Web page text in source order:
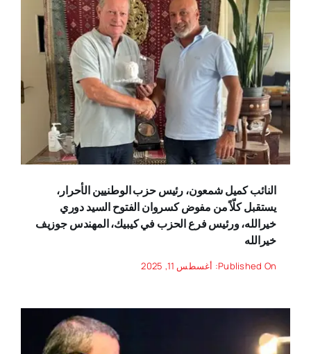
النائب كميل شمعون، رئيس حزب الوطنيين الأحرار،
يستقبل كلّاً من مفوض كسروان الفتوح السيد دوري
خيرالله، ورئيس فرع الحزب في كيبيك، المهندس جوزيف
خيرالله
Published On: أغسطس 11, 2025